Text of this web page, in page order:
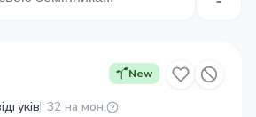
New
32 на мон.